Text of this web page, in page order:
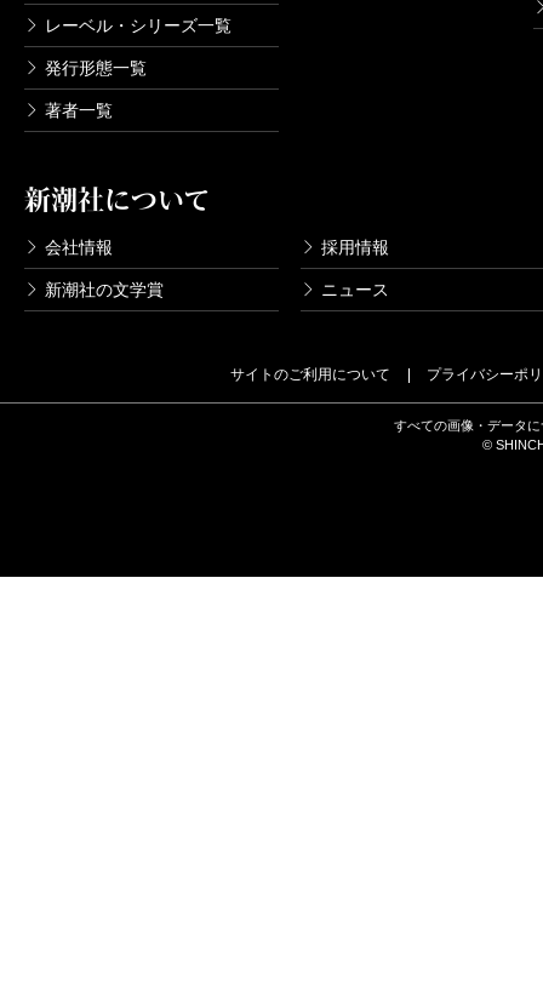
レーベル・シリーズ一覧
発行形態一覧
著者一覧
新潮社について
会社情報 採用情報
新潮社の文学賞 ニュース
サイトのご利用について プライバシーポ
すべての画像・データ
©